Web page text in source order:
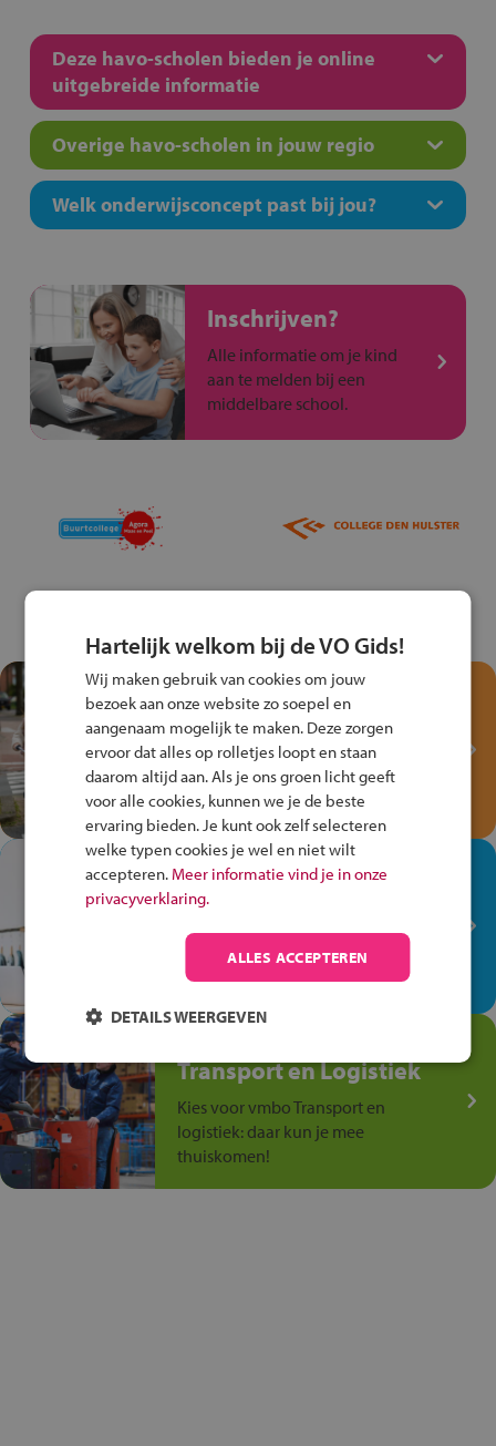
Deze havo-scholen bieden je online
uitgebreide informatie
Overige havo-scholen in jouw regio
Welk onderwijsconcept past bij jou?
Inschrijven?
Alle informatie om je kind
aan te melden bij een
middelbare school.
Test je kennis met het
Fiets Veilig
Verkeersspel!
Speel het Fiets Veilig Verkeersspel
en win een Cortina-fiets!
In de winkel ben je op je
plek!
Ontdek via het vmbo jouw talent
op de winkelvloer, waar elke dag
anders is!
Transport en Logistiek
Kies voor vmbo Transport en
logistiek: daar kun je mee
thuiskomen!
Hartelijk welkom bij de VO Gids!
Wij maken gebruik van cookies om jouw
bezoek aan onze website zo soepel en
aangenaam mogelijk te maken. Deze zorgen
ervoor dat alles op rolletjes loopt en staan
daarom altijd aan. Als je ons groen licht geeft
voor alle cookies, kunnen we je de beste
ervaring bieden. Je kunt ook zelf selecteren
welke typen cookies je wel en niet wilt
accepteren. Meer informatie vind je in onze
privacyverklaring.
ALLES ACCEPTEREN
DETAILS WEERGEVEN